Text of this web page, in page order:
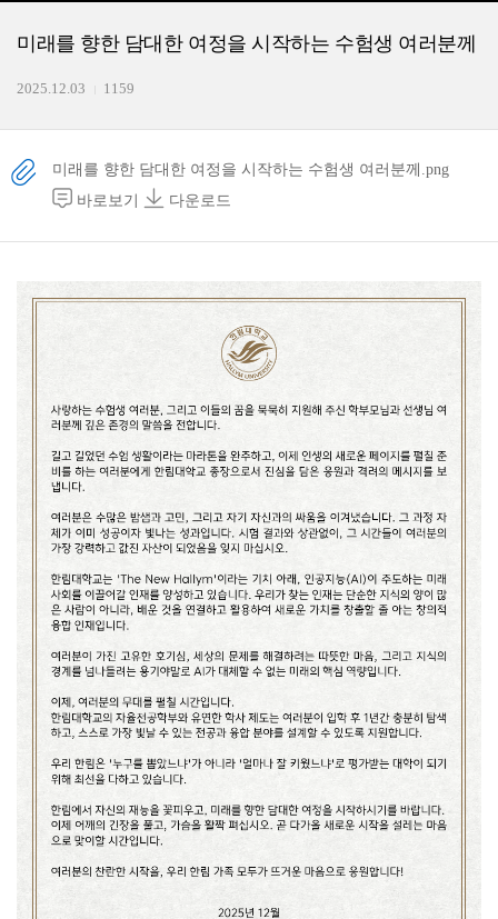
미래를 향한 담대한 여정을 시작하는 수험생 여러분께
2025.12.03 1159
미래를 향한 담대한 여정을 시작하는 수험생 여러분께.png
바로보기
다운로드